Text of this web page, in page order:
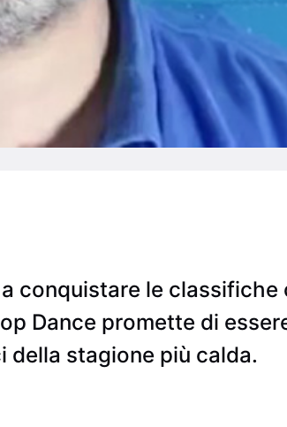
a conquistare le
Dance promette di
stagione più calda.